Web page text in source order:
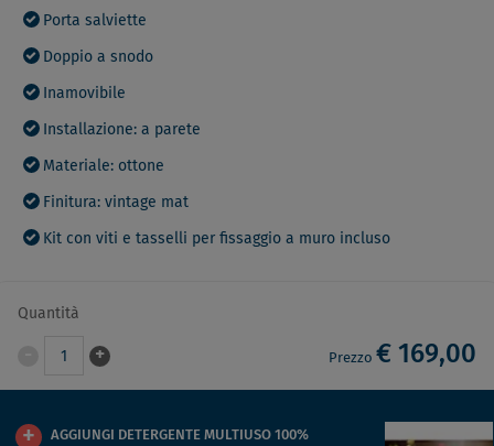
Porta salviette
Doppio a snodo
Inamovibile
Installazione: a parete
Materiale: ottone
Finitura: vintage mat
Kit con viti e tasselli per fissaggio a muro incluso
Quantità
1 + Prezzo € 169,00
AGGIUNGI DETERGENTE MULTIUSO 100%